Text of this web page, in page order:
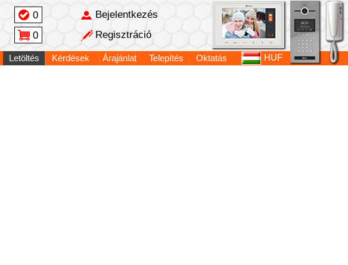
0
0
Bejelentkezés
Regisztráció
Letöltés Kérdések Árajánlat Telepítés Oktatás HUF